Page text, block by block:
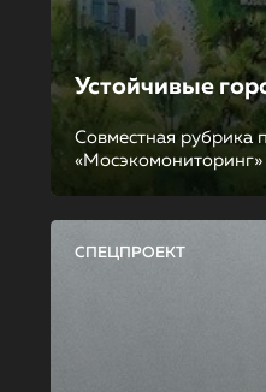
Устойчивые
Совместная рубрика
«Мосэкомониторинг»
СПЕЦПРОЕКТ